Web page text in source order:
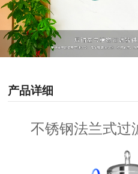
产品详细
不锈钢法兰式过